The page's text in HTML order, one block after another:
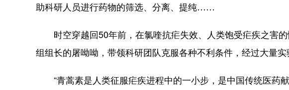
助科研人员进行药物的筛选、分离、提纯……
时空穿越回50年前，在氯喹抗疟失效、人类饱受疟疾之害
组组长的屠呦呦，带领科研团队克服各种不利条件，经过大量实
“青蒿素是人类征服疟疾进程中的一小步，是中国传统医药